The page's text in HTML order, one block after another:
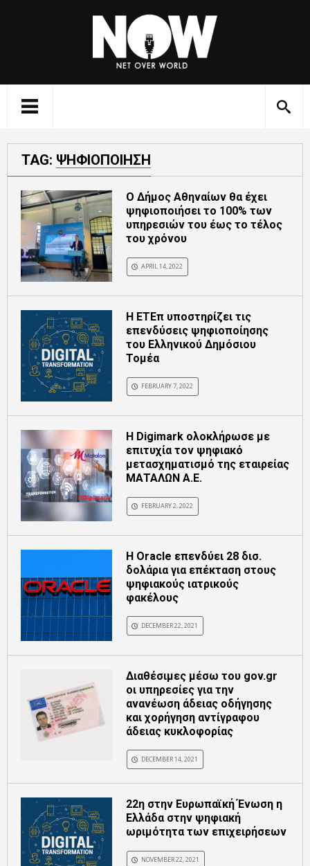
TAG: ΨΗΦΙΟΠΟΙΗΣΗ
Ο Δήμος Αθηναίων θα έχει
ψηφιοποιήσει το 100% των
υπηρεσιών του έως το τέλος
του χρόνου
APRIL 14, 2022
Η ΕΤΕπ υποστηρίζει τις
επενδύσεις ψηφιοποίησης
του Ελληνικού Δημόσιου
Τομέα
FEBRUARY 7, 2022
Η Digimark ολοκλήρωσε με
επιτυχία τον ψηφιακό
μετασχηματισμό της εταιρείας
ΜΑΤΑΛΩΝ Α.Ε.
FEBRUARY 2, 2022
Η Oracle επενδύει 28 δισ.
δολάρια για επέκταση στους
ψηφιακούς ιατρικούς
φακέλους
DECEMBER 22, 2021
Διαθέσιμες μέσω του gov.gr
οι υπηρεσίες για την
ανανέωση άδειας οδήγησης
και χορήγηση αντίγραφου
άδειας κυκλοφορίας
DECEMBER 14, 2021
22η στην Ευρωπαϊκή Ένωση η
Ελλάδα στην ψηφιακή
ωριμότητα των επιχειρήσεων
NOVEMBER 22, 2021